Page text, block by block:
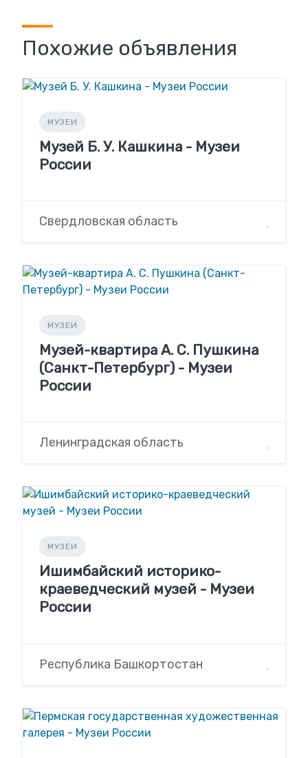
Похожие объявления
МУЗЕИ
Музей Б. У. Кашкина - Музеи
России
Свердловская область
МУЗЕИ
Музей-квартира А. С. Пушкина
(Санкт-Петербург) - Музеи
России
Ленинградская область
МУЗЕИ
Ишимбайский историко-
краеведческий музей - Музеи
России
Республика Башкортостан